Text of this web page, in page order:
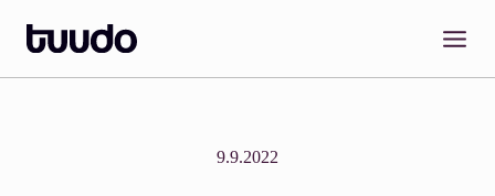
sisältöön
9.9.2022